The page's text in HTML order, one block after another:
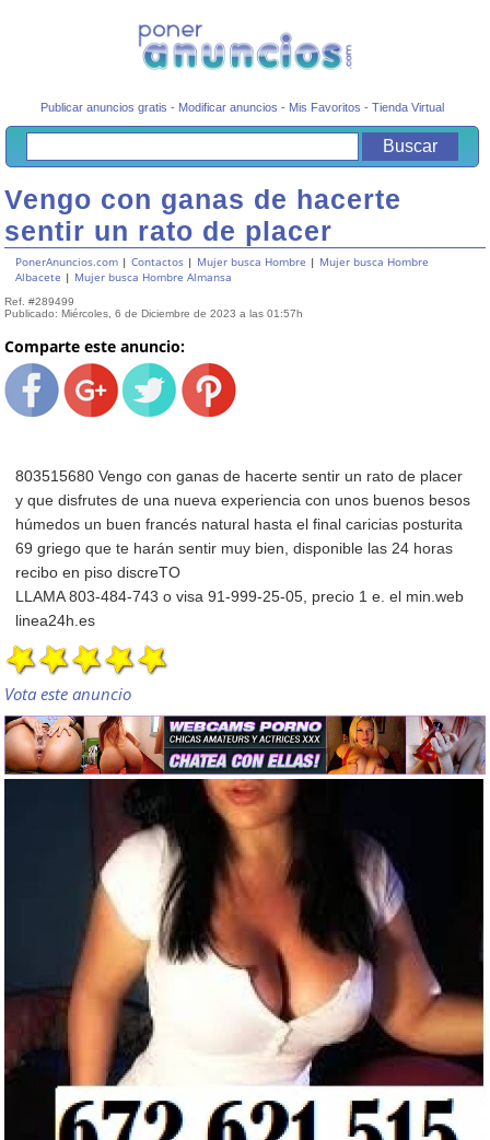
Publicar anuncios gratis - Modificar anuncios - Mis Favoritos -Tienda Virtual
Vengo con ganas de hacerte
sentir un rato de placer
PonerAnuncios.com |Contactos | Mujer busca Hombre | Mujer busca Hombre
Albacete | Mujer busca Hombre Almansa
Ref. #289499
Publicado: Miércoles, 6 de Diciembre de 2023 a las 01:57h
Comparte este anuncio:
803515680 Vengo con ganas de hacerte sentir un rato de placer
y que disfrutes de una nueva experiencia con unos buenos besos
húmedos un buen francés natural hasta el final caricias posturita
69 griego que te harán sentir muy bien, disponible las 24 horas
recibo en piso discreTO
LLAMA 803-484-743 o visa 91-999-25-05, precio 1 e. el min.web
linea24h.es
Vota este anuncio